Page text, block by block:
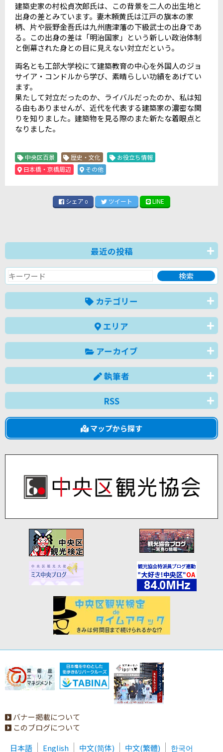
建築史家の村松貞次郎氏は、この背景を二人の出生地と
出身の差とみています。妻木頼黄氏は江戸の旗本の家
柄、片や辰野金吾氏は九州唐津藩の下級武士の出身であ
る。この出身の差は「明治国家」という新しい政治体制
と倒幕された身との目に見えない対立だという。
両名とも工部大学校にて建築教育の中心を外国人のジョ
サイア・コンドルから学び、素晴らしい功績をあげてい
ます。
果たして対立だったのか、ライバルだったのか、私は知
る由もありませんが、近代を代表する建築家の濃密な関
りを知りました。建築物を見る際のまた新たな着眼点と
なりました。
中央区百景 歴史・文化
お役立ち情報
日本橋・京橋周辺
その他
シェア 0 ツイート LINE
最近の投稿
カテゴリー
エリア
アーカイブ
執筆者
RSS
マップから探す
バナー掲載について
このブログについて
日本語
English 中文(简体) 中文(繁體) 한국어